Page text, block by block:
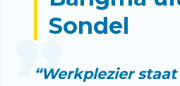
Sondel
“Werkplezier